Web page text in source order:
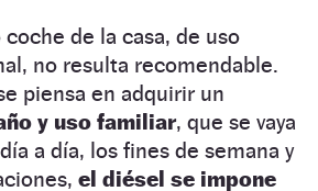
de la casa, de uso
no resulta recomendable.
piensa en adquirir un
y uso familiar, que se vaya
a día, los fines de semana y
el diésel se impone